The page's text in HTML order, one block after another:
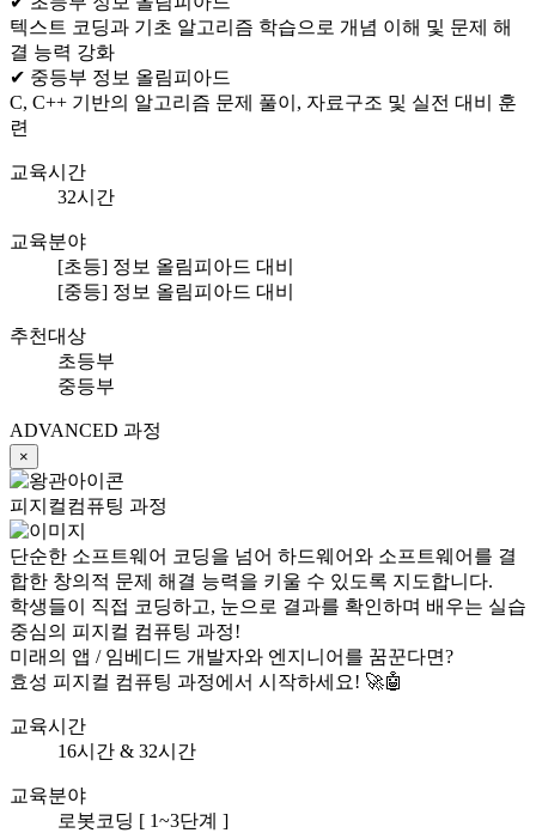
텍스트 코딩과 기초 알고리즘 학습으로 개념 이해 및 문제 해
결 능력 강화
✔ 중등부 정보 올림피아드
C, C++ 기반의 알고리즘 문제 풀이, 자료구조 및 실전 대비 훈
련
교육시간
32시간
교육분야
[초등] 정보 올림피아드 대비
[중등] 정보 올림피아드 대비
추천대상
초등부
중등부
ADVANCED 과정
×
피지컬컴퓨팅 과정
단순한 소프트웨어 코딩을 넘어 하드웨어와 소프트웨어를 결
합한 창의적 문제 해결 능력을 키울 수 있도록 지도합니다.
학생들이 직접 코딩하고, 눈으로 결과를 확인하며 배우는 실습
중심의 피지컬 컴퓨팅 과정!
미래의 앱 / 임베디드 개발자와 엔지니어를 꿈꾼다면?
효성 피지컬 컴퓨팅 과정에서 시작하세요! 🚀🤖
교육시간
16시간 & 32시간
교육분야
로봇코딩 [ 1~3단계 ]